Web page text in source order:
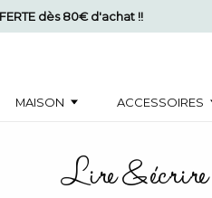
dès 80€ d'achat !!
MAISON ACCESSOIRES
Lire & écrire